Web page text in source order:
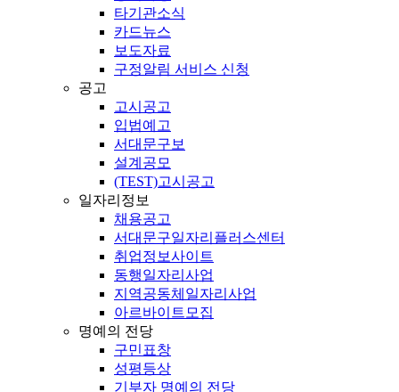
타기관소식
카드뉴스
보도자료
구정알림 서비스 신청
공고
고시공고
입법예고
서대문구보
설계공모
(TEST)고시공고
일자리정보
채용공고
서대문구일자리플러스센터
취업정보사이트
동행일자리사업
지역공동체일자리사업
아르바이트모집
명예의 전당
구민표창
성평등상
기부자 명예의 전당